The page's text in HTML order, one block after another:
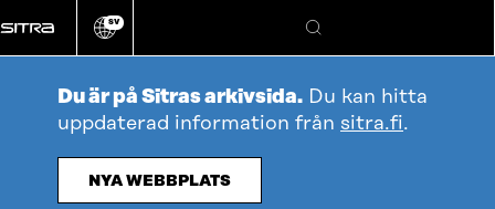
direkt
till
Ändra
språk
SV
Sök
Du är på Sitras arkivsida. Du kan hitta
uppdaterad information från sitra.fi.
NYA WEBBPLATS